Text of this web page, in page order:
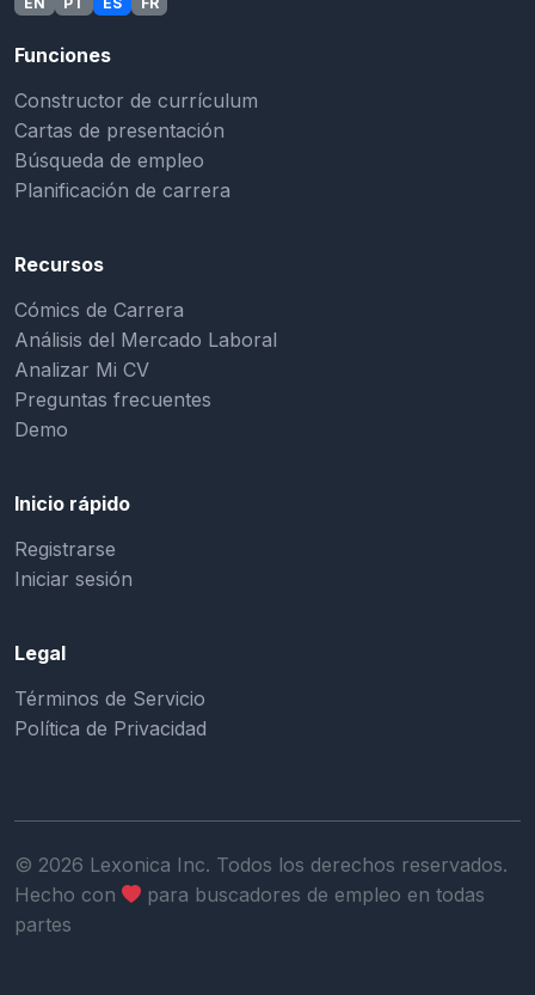
Funciones
Constructor de currículum
Cartas de presentación
Búsqueda de empleo
Planificación de carrera
Recursos
Cómics de Carrera
Análisis del Mercado Laboral
Analizar Mi CV
Preguntas frecuentes
Demo
Inicio rápido
Registrarse
Iniciar sesión
Legal
Términos de Servicio
Política de Privacidad
© 2026 Lexonica Inc. Todos los derechos reservados.
Hecho con
para buscadores de empleo en todas
partes